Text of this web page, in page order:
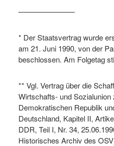
———————–
* Der Staatsvertrag wurde
am 21. Juni 1990, von der
beschlossen. Am Folgetag
** Vgl. Vertrag über die
Wirtschafts- und
Demokratischen Republik
Deutschland, Kapitel II,
DDR, Teil I, Nr. 34,
Historisches Archiv des OSV